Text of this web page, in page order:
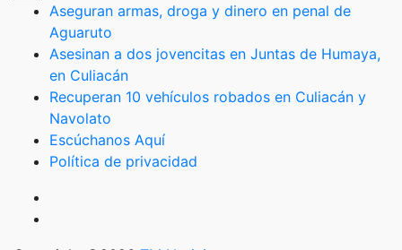
TikTokAseguran armas, droga y dinero en penal de
Aguaruto
Asesinan a dos jovencitas en Juntas de Humaya,
en Culiacán
Recuperan 10 vehículos robados en Culiacán y
Navolato
Escúchanos Aquí
Política de privacidad